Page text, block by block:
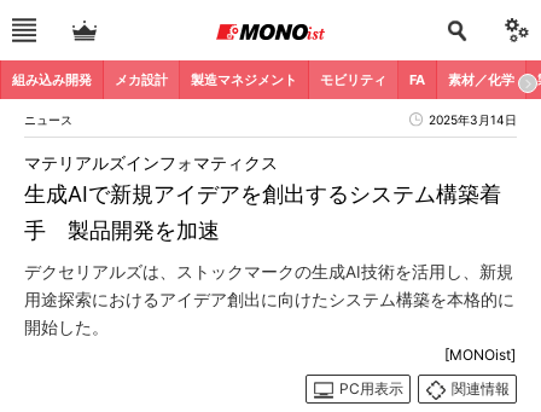
組み込み開発 メカ設計 製造マネジメント モビリティ FA 素材／化学
ニュース 2025年3月14日
生成AIで新規アイデアを創出するシステム構築着
手 製品開発を加速
マテリアルズインフォマティクス
デクセリアルズは、ストックマークの生成AI技術を活用し、新規
用途探索におけるアイデア創出に向けたシステム構築を本格的に
開始した。
[MONOist]
PC用表示
関連情報